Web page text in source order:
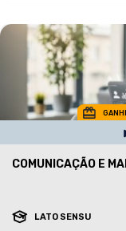
COMUNICAÇÃO E
LATO SENSU